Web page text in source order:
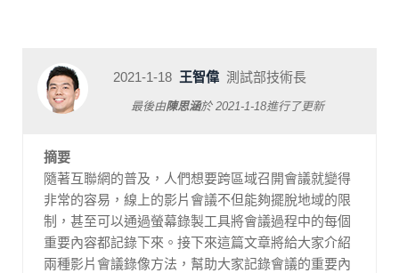
2021-1-18 王智偉 測試部技術長
最後由陳思涵於2021-1-18進行了更新
摘要
隨著互聯網的普及，人們想要跨區域召開會議就變得
非常的容易，線上的影片會議不但能夠擺脫地域的限
制，甚至可以通過螢幕錄製工具將會議過程中的每個
重要內容都記錄下來。接下來這篇文章將給大家介紹
兩種影片會議錄像方法，幫助大家記錄會議的重要內